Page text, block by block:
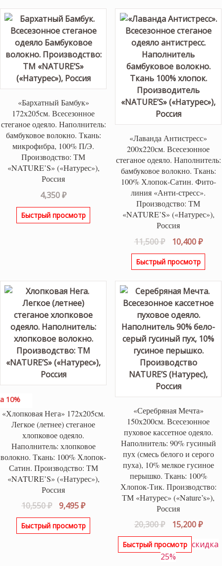
«Бархатный Бамбук»
172х205см. Всесезонное
стеганое одеяло. Наполнитель:
бамбуковое волокно. Ткань:
микрофибра, 100% П/Э.
Производство: ТМ
«NATURE’S» («Натурес»),
Россия
4,350₽
Быстрый просмотр
«Лаванда Антистресс»
200х220см. Всесезонное
стеганое одеяло. Наполнитель:
бамбуковое волокно. Ткань:
100% Хлопок-Сатин. Фито-
линия «Анти-стресс».
Производство: ТМ
«NATURE’S» («Натурес»),
Россия
11,500₽
цена
составляла
10,400₽
Быстрый просмотр
10%
«Хлопковая Нега» 172х205см.
Легкое (летнее) стеганое
хлопковое одеяло.
Наполнитель: хлопковое
волокно. Ткань: 100% Хлопок-
Сатин. Производство: ТМ
«NATURE’S» («Натурес»),
Россия
10,550₽
Первоначальная
цена
составляла
9,495₽Текущая
цена:
9,495 ₽.
Быстрый просмотр
«Серебряная Мечта»
150х200см. Всесезонное
пуховое кассетное одеяло.
Наполнитель: 90% гусиный
пух (смесь белого и серого
пуха), 10% мелкое гусиное
перышко. Ткань: 100%
Хлопок-Тик. Производство:
ТМ «Натурес» («Nature’s»),
Россия
20,300₽
цена
составляла
20,300 ₽.
15,200₽
Быстрый просмотр скидка
25%